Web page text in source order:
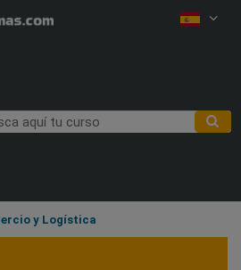
y Logística